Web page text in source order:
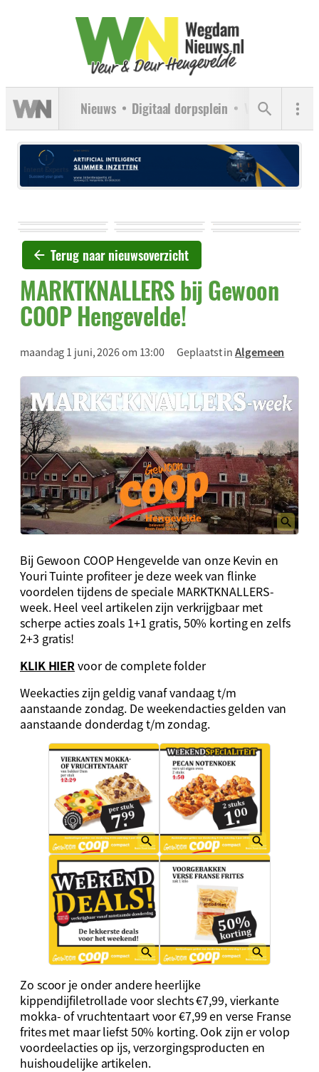
Nieuws Digitaal dorpsplein Verenigingen
Terug naar nieuwsoverzicht
MARKTKNALLERS bij Gewoon
COOP Hengevelde!
maandag 1 juni, 2026 om 13:00 Geplaatst inAlgemeen
Bij Gewoon COOP Hengevelde van onze Kevin en
Youri Tuinte profiteer je deze week van flinke
voordelen tijdens de speciale MARKTKNALLERS-
week. Heel veel artikelen zijn verkrijgbaar met
scherpe acties zoals 1+1 gratis, 50% korting en zelfs
2+3 gratis!
KLIK HIER voor de complete folder
Weekacties zijn geldig vanaf vandaag t/m
aanstaande zondag. De weekendacties gelden van
aanstaande donderdag t/m zondag.
Zo scoor je onder andere heerlijke
kippendijfiletrollade voor slechts €7,99, vierkante
mokka- of vruchtentaart voor €7,99 en verse Franse
frites met maar liefst 50% korting. Ook zijn er volop
voordeelacties op ijs, verzorgingsproducten en
huishoudelijke artikelen.